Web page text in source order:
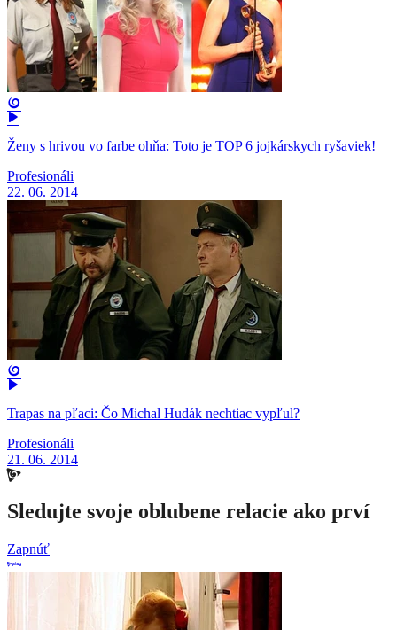
Ženy s hrivou vo farbe ohňa: Toto je TOP 6 jojkárskych ryšaviek!
Profesionáli
22. 06. 2014
Trapas na pľaci: Čo Michal Hudák nechtiac vypľul?
Profesionáli
21. 06. 2014
Sledujte svoje oblubene relacie ako prví
Zapnúť